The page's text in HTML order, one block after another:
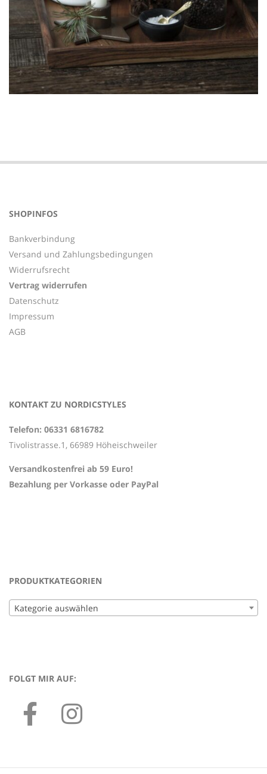
06-
SHOPINFOS
Bankverbindung
Versand und Zahlungsbedingungen
Widerrufsrecht
Vertrag widerrufen
Datenschutz
Impressum
AGB
KONTAKT ZU NORDICSTYLES
Telefon: 06331 6816782
Tivolistrasse.1, 66989 Höheischweiler
Versandkostenfrei ab 59 Euro!
Bezahlung per Vorkasse oder PayPal
PRODUKTKATEGORIEN
Kategorie auswählen
FOLGT MIR AUF: